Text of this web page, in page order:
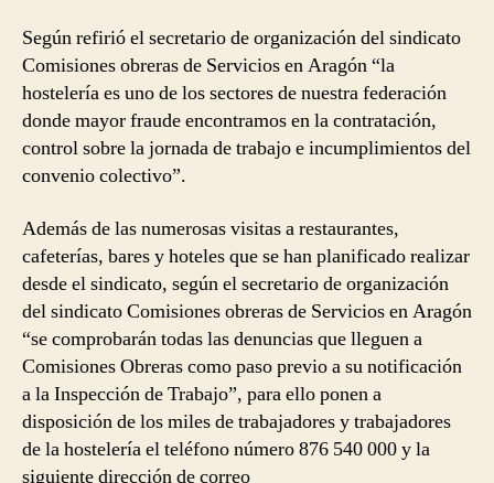
Según refirió el secretario de organización del sindicato
Comisiones obreras de Servicios en Aragón “la
hostelería es uno de los sectores de nuestra federación
donde mayor fraude encontramos en la contratación,
control sobre la jornada de trabajo e incumplimientos del
convenio colectivo”.
Además de las numerosas visitas a restaurantes,
cafeterías, bares y hoteles que se han planificado realizar
desde el sindicato, según el secretario de organización
del sindicato Comisiones obreras de Servicios en Aragón
“se comprobarán todas las denuncias que lleguen a
Comisiones Obreras como paso previo a su notificación
a la Inspección de Trabajo”, para ello ponen a
disposición de los miles de trabajadores y trabajadores
de la hostelería el teléfono número 876 540 000 y la
siguiente dirección de correo